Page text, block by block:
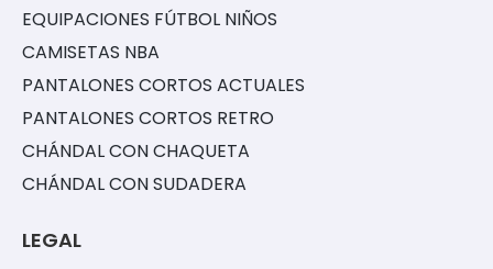
EQUIPACIONES FÚTBOL NIÑOS
CAMISETAS NBA
PANTALONES CORTOS ACTUALES
PANTALONES CORTOS RETRO
CHÁNDAL CON CHAQUETA
CHÁNDAL CON SUDADERA
LEGAL